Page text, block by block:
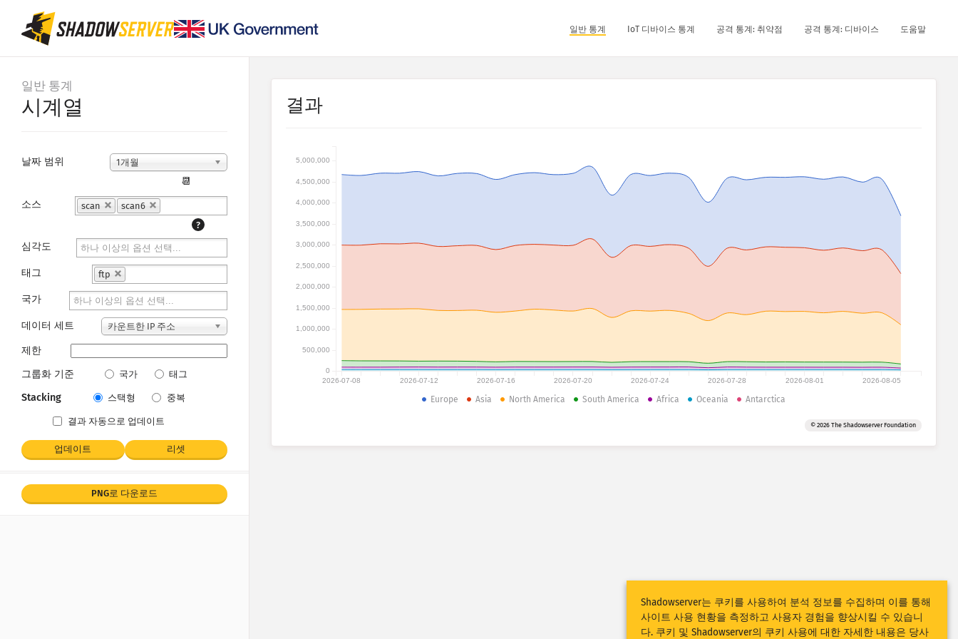
일반 통계 IoT 디바이스 통계 공격 통계: 취약점 공격 통계: 디바이스 도움말
일반 통계
시계열
날짜 범위 1개월
📆
소스
scan
scan6
?
심각도
태그 ftp
국가
데이터 세트 카운트한 IP 주소
제한
그룹화 기준
국가 태그
Stacking 스택형 중복
결과 자동으로 업데이트
업데이트 리셋
PNG로 다운로드
결과
2026-07-08 2026-07-12 2026-07-16 2026-07-20 2026-07-24 2026-07-28 2026-08-01 2026-08-05
0
500,000
1,000,000
1,500,000
2,000,000
2,500,000
3,000,000
3,500,000
4,000,000
4,500,000
5,000,000
Europe Asia North America South America Africa Oceania Antarctica
© 2026 The Shadowserver Foundation
Shadowserver는 쿠키를 사용하여 분석 정보를 수집하며 이를 통해
사이트 사용 현황을 측정하고 사용자 경험을 향상시킬 수 있습니
다. 쿠키 및 Shadowserver의 쿠키 사용에 대한 자세한 내용은 당사